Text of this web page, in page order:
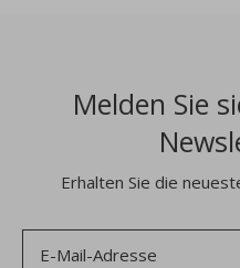
Melden Sie
Erhalten Sie die